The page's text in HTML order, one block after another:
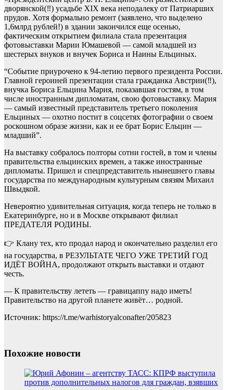
дворянской(‼️) усадьбе XIX века неподалеку от Патриарших
прудов. Хотя формально ремонт (заявлено, что выделено
1,6млрд рублей!) в здании закончился еще осенью,
фактическим открытием филиала стала презентация
фотовыставки Марии Юмашевой — самой младшей из
шестерых внуков и внучек Бориса и Наины Ельциных.
“Событие приурочено к 94-летию первого президента России.
Главной героиней презентации стала гражданка Австрии(‼️),
внучка Бориса Ельцина Мария, показавшая гостям, в том
числе иностранным дипломатам, свою фотовыставку. Мария
— самый известный представитель третьего поколения
Ельциных — охотно постит в соцсетях фотографии о своем
роскошном образе жизни, как и ее брат Борис Ельцин —
младший”.
На выставку собралось полторы сотни гостей, в том и члены
правительства ельцинских времен, а также иностранные
дипломаты. Пришел и спецпредставитель нынешнего главы
государства по международным культурным связям Михаил
Швыдкой.
Невероятно удивительная ситуация, когда теперь не только в
Екатеринбурге, но и в Москве открывают филиал
ПРЕДАТЕЛЯ РОДИНЫ.
👉 Клану тех, кто продал народ и окончательно разделил его
на государства, в РЕЗУЛЬТАТЕ ЧЕГО УЖЕ ТРЕТИЙ ГОД
ИДЁТ ВОЙНА, продолжают открыть выставки и отдают
честь.
— К правительству лететь — гравицаппу надо иметь!
Правительство на другой планете живёт… родной.
Источник: https://t.me/warhistoryalconafter/205823
Похожие новости